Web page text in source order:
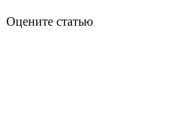
Оцените статью